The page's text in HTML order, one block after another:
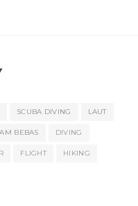
SCUBA DIVING LAUT
BEBAS DIVING
FLIGHT HIKING